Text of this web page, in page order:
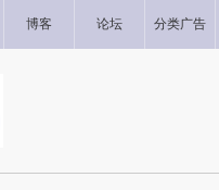
博客 论坛 分类广告